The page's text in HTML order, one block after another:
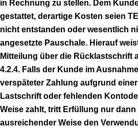
in Rechnung zu stellen. Dem
gestattet, derartige Kosten seien
nicht entstanden oder wesentlich
angesetzte Pauschale. Hierauf
Mitteilung über die Rücklastschrift
4.2.4. Falls der Kunde im
verspäteter Zahlung aufgrund
Lastschrift oder fehlenden
Weise zahlt, tritt Erfüllung nur
ausreichender Weise den